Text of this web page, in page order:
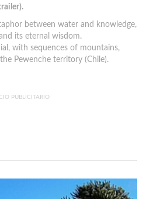
between water and knowledge,
its eternal wisdom.
with sequences of mountains,
Pewenche territory (Chile).
PUBLICITARIO